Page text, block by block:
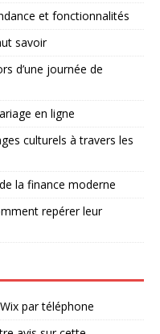
et fonctionnalités
savoir
d’une journée de
en ligne
culturels à travers les
la finance moderne
repérer leur
par téléphone